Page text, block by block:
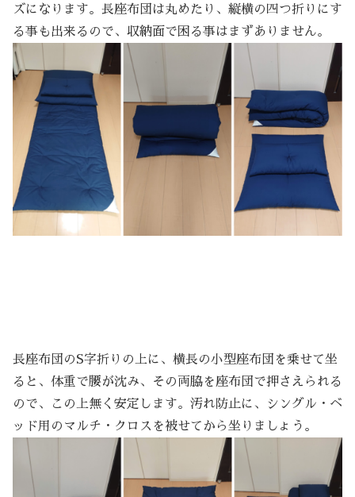
ズになります。長座布団は丸めたり、縦横の四つ折りにす
る事も出来るので、収納面で困る事はまずありません。
長座布団のS字折りの上に、横長の小型座布団を乗せて坐
ると、体重で腰が沈み、その両脇を座布団で押さえられる
ので、この上無く安定します。汚れ防止に、シングル・ベ
ッド用のマルチ・クロスを被せてから坐りましょう。